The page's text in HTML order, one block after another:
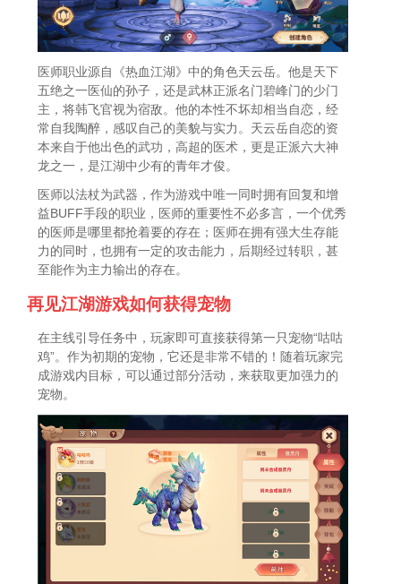
医师职业源自《热血江湖》中的角色天云岳。他是天下
五绝之一医仙的孙子，还是武林正派名门碧峰门的少门
主，将韩飞官视为宿敌。他的本性不坏却相当自恋，经
常自我陶醉，感叹自己的美貌与实力。天云岳自恋的资
本来自于他出色的武功，高超的医术，更是正派六大神
龙之一，是江湖中少有的青年才俊。
医师以法杖为武器，作为游戏中唯一同时拥有回复和增
益BUFF手段的职业，医师的重要性不必多言，一个优秀
的医师是哪里都抢着要的存在；医师在拥有强大生存能
力的同时，也拥有一定的攻击能力，后期经过转职，甚
至能作为主力输出的存在。
再见江湖游戏如何获得宠物
在主线引导任务中，玩家即可直接获得第一只宠物“咕咕
鸡”。作为初期的宠物，它还是非常不错的！随着玩家完
成游戏内目标，可以通过部分活动，来获取更加强力的
宠物。